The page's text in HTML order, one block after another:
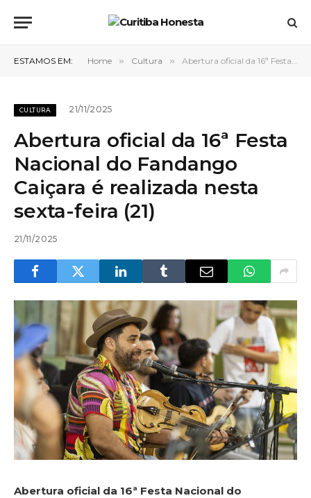
ESTAMOS EM: Home » Cultura » Abertura oficial da 16ª Festa Nacional do Fandango Caiçara é realizada nesta sexta-feira (21)
CULTURA 21/11/2025
Abertura oficial da 16ª Festa
Nacional do Fandango
Caiçara é realizada nesta
sexta-feira (21)
21/11/2025
Abertura oficial da 16ª Festa Nacional do